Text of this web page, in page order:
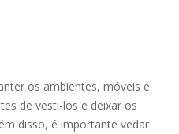
os ambientes, móveis e
de vesti-los e deixar os
disso, é importante vedar